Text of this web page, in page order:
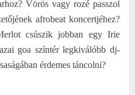
Vörös vagy rozé passzol
afrobeat koncertjéhez?
csúszik jobban egy Irie
goa színtér legkiválóbb dj-
érdemes táncolni?